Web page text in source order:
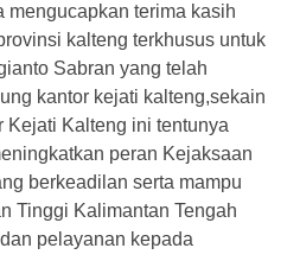
mengucapkan terima kasih
kalteng terkhusus untuk
Sabran yang telah
kantor kejati kalteng,sekain
Kejati Kalteng ini tentunya
peran Kejaksaan
berkeadilan serta mampu
Tinggi Kalimantan Tengah
pelayanan kepada